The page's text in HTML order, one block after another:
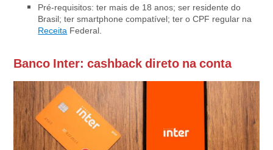
Pré-requisitos: ter mais de 18 anos; ser residente do
Brasil; ter smartphone compatível; ter o CPF regular na
Receita Federal.
Banco Inter: cashback direto na conta